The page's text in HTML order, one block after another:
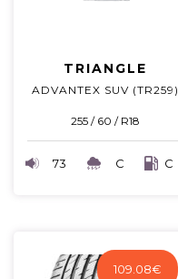
TRIANGLE
ADVANTEX SUV (TR259)
255 / 60 / R18
73 C C
109.08€